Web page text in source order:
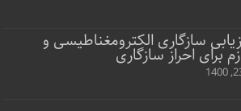
سازگاری الکترومغناطیسی و
برای احراز سازگاری